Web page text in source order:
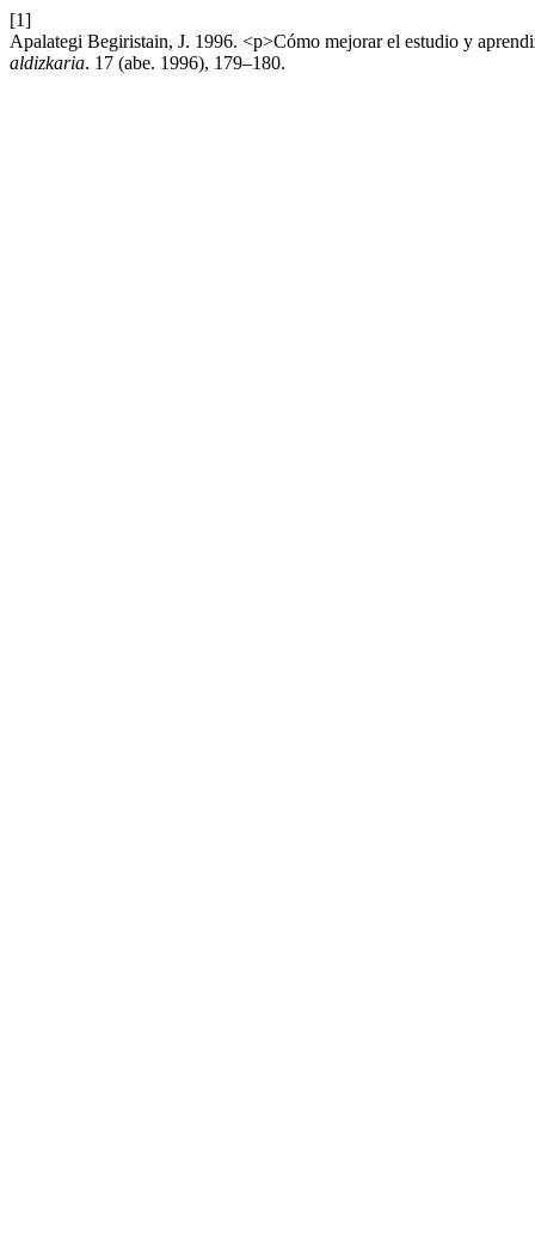
[1]
Apalategi Begiristain, J. 1996. <p>Cómo mejorar el estudio y
aldizkaria. 17 (abe. 1996), 179–180.